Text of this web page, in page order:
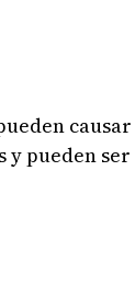
causar
pueden ser